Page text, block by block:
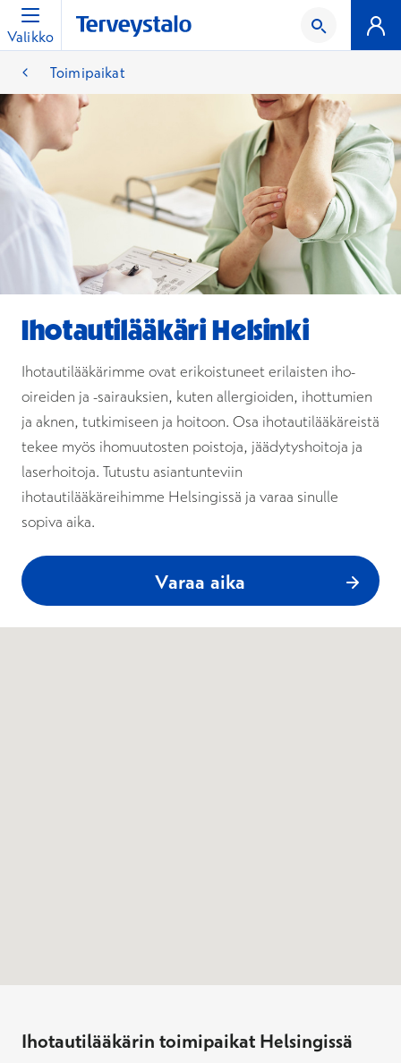
Valikko
Toimipaikat
Ihotautilääkäri Helsinki
Ihotautilääkärimme ovat erikoistuneet erilaisten iho-
oireiden ja -sairauksien, kuten allergioiden, ihottumien
ja aknen, tutkimiseen ja hoitoon. Osa ihotautilääkäreistä
tekee myös ihomuutosten poistoja, jäädytyshoitoja ja
laserhoitoja. Tutustu asiantunteviin
ihotautilääkäreihimme Helsingissä ja varaa sinulle
sopiva aika.
Varaa aika
Ihotautilääkärin toimipaikat Helsingissä